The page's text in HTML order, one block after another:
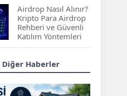
Airdrop Nasıl Alınır?
Kripto Para Airdrop
Rehberi ve Güvenli
Katılım Yöntemleri
Spot ve Vadeli İşlem
Arasındaki Farklar |
İçin Daha Uygun?
Haberler